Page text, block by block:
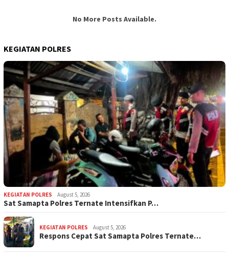
No More Posts Available.
KEGIATAN POLRES
KEGIATAN POLRES August 5, 2026
Sat Samapta Polres Ternate Intensifkan P…
KEGIATAN POLRES August 5, 2026
Respons Cepat Sat Samapta Polres Ternate…